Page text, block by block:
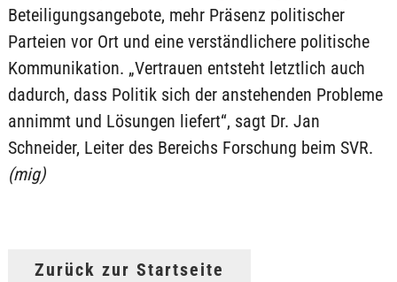
Beteiligungsangebote, mehr Präsenz politischer
Parteien vor Ort und eine verständlichere politische
Kommunikation. „Vertrauen entsteht letztlich auch
dadurch, dass Politik sich der anstehenden Probleme
annimmt und Lösungen liefert“, sagt Dr. Jan
Schneider, Leiter des Bereichs Forschung beim SVR.
(mig)
Zurück zur Startseite